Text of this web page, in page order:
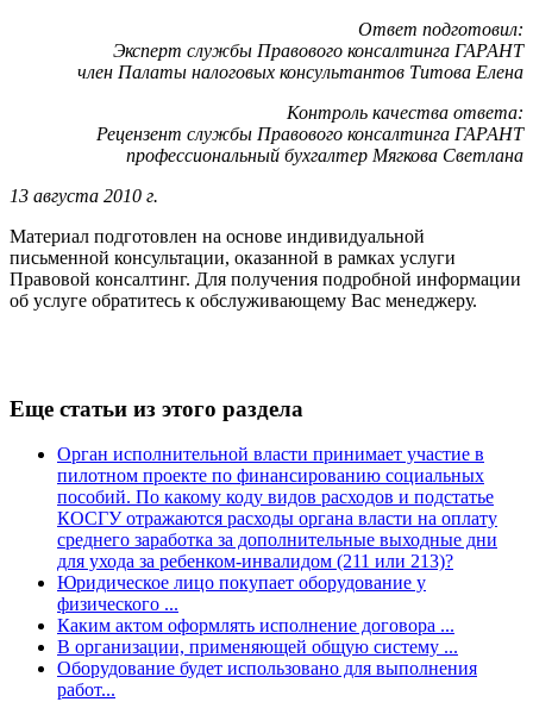
Ответ подготовил:
Эксперт службы Правового консалтинга ГАРАНТ
член Палаты налоговых консультантов Титова Елена
Контроль качества ответа:
Рецензент службы Правового консалтинга ГАРАНТ
профессиональный бухгалтер Мягкова Светлана
13 августа 2010 г.
Материал подготовлен на основе индивидуальной
письменной консультации, оказанной в рамках услуги
Правовой консалтинг. Для получения подробной информации
об услуге обратитесь к обслуживающему Вас менеджеру.
Еще статьи из этого раздела
Орган исполнительной власти принимает участие в
пилотном проекте по финансированию социальных
пособий. По какому коду видов расходов и подстатье
КОСГУ отражаются расходы органа власти на оплату
среднего заработка за дополнительные выходные дни
для ухода за ребенком-инвалидом (211 или 213)?
Юридическое лицо покупает оборудование у
физического ...
Каким актом оформлять исполнение договора ...
В организации, применяющей общую систему ...
Оборудование будет использовано для выполнения
работ...